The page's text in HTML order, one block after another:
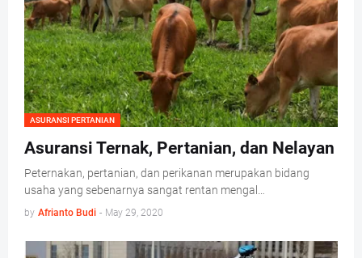
ASURANSI PERTANIAN
Asuransi Ternak, Pertanian, dan Nelayan
Peternakan, pertanian, dan perikanan merupakan bidang
usaha yang sebenarnya sangat rentan mengal…
by Afrianto Budi - May 29, 2020